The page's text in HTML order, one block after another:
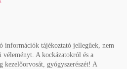
információk tájékoztató jellegűek, nem
véleményt. A kockázatokról és a
kezelőorvosát, gyógyszerészét! A